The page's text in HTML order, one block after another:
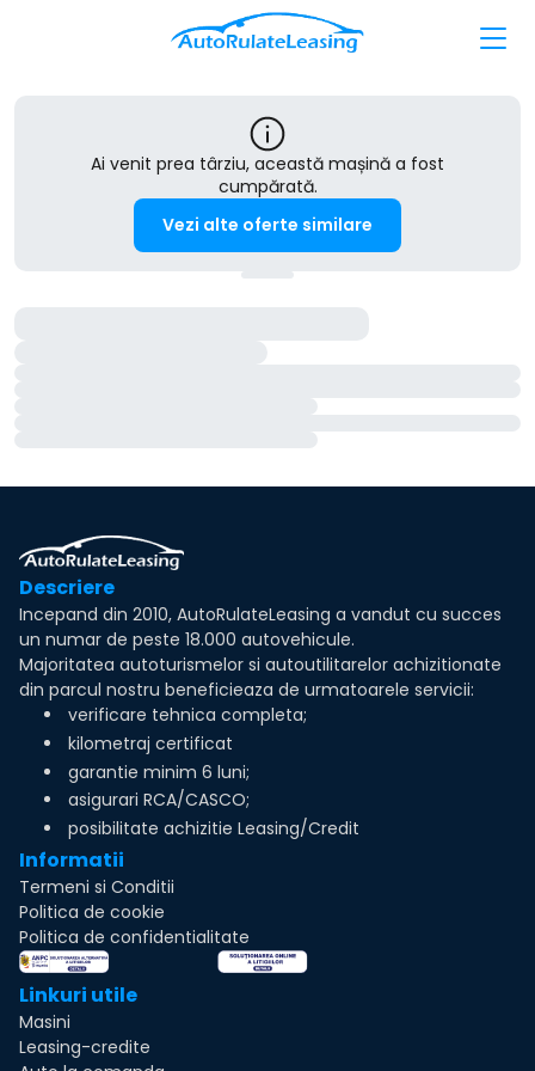
Ai venit prea târziu, această mașină a fost
cumpărată.
Vezi alte oferte similare
Descriere
Incepand din 2010, AutoRulateLeasing a vandut cu succes
un numar de peste 18.000 autovehicule.
Majoritatea autoturismelor si autoutilitarelor achizitionate
din parcul nostru beneficieaza de urmatoarele servicii:
verificare tehnica completa;
kilometraj certificat
garantie minim 6 luni;
asigurari RCA/CASCO;
posibilitate achizitie Leasing/Credit
Informatii
Termeni si Conditii
Politica de cookie
Politica de confidentialitate
Linkuri utile
Masini
Leasing-credite